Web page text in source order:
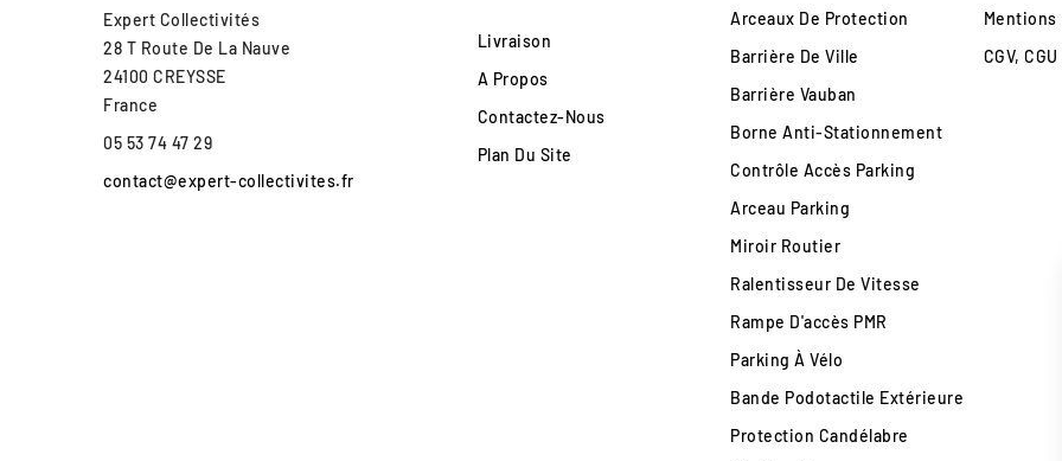
Expert Collectivités
28 T Route De La Nauve
24100 CREYSSE
France
05 53 74 47 29
contact@expert-collectivites.fr
Livraison
A Propos
Contactez-Nous
Plan Du Site
Arceaux De Protection
Barrière De Ville
Barrière Vauban
Borne Anti-Stationnement
Contrôle Accès Parking
Arceau Parking
Miroir Routier
Ralentisseur De Vitesse
Rampe D'accès PMR
Parking À Vélo
Bande Podotactile Extérieure
Protection Candélabre
Mentions
CGV,